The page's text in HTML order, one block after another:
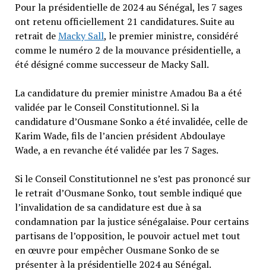
Pour la présidentielle de 2024 au Sénégal, les 7 sages
ont retenu officiellement 21 candidatures. Suite au
retrait deMacky Sall, le premier ministre, considéré
comme le numéro 2 de la mouvance présidentielle, a
été désigné comme successeur de Macky Sall.
La candidature du premier ministre Amadou Ba a été
validée par le Conseil Constitutionnel. Si la
candidature d’Ousmane Sonko a été invalidée, celle de
Karim Wade, fils de l’ancien président Abdoulaye
Wade, a en revanche été validée par les 7 Sages.
Si le Conseil Constitutionnel ne s’est pas prononcé sur
le retrait d’Ousmane Sonko, tout semble indiqué que
l’invalidation de sa candidature est due à sa
condamnation par la justice sénégalaise. Pour certains
partisans de l’opposition, le pouvoir actuel met tout
en œuvre pour empêcher Ousmane Sonko de se
présenter à la présidentielle 2024 au Sénégal.